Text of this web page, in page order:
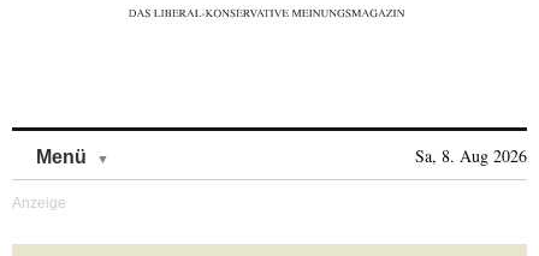
Menü Sa, 8. Aug 2026